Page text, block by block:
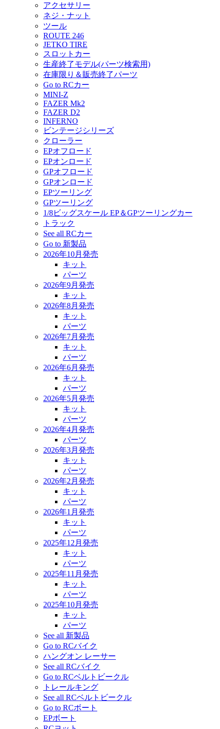
アクセサリー
ネジ・ナット
ツール
ROUTE 246
JETKO TIRE
スロットカー
生産終了モデル(パーツ検索用)
在庫限り＆販売終了パーツ
Go to RCカー
MINI-Z
FAZER Mk2
FAZER D2
INFERNO
ビンテージシリーズ
クローラー
EPオフロード
EPオンロード
GPオフロード
GPオンロード
EPツーリング
GPツーリング
1/8ビッグスケール EP＆GPツーリングカー
トラック
See all RCカー
Go to 新製品
2026年10月発売
キット
パーツ
2026年9月発売
キット
2026年8月発売
キット
パーツ
2026年7月発売
キット
パーツ
2026年6月発売
キット
パーツ
2026年5月発売
キット
パーツ
2026年4月発売
パーツ
2026年3月発売
キット
パーツ
2026年2月発売
キット
パーツ
2026年1月発売
キット
パーツ
2025年12月発売
キット
パーツ
2025年11月発売
キット
パーツ
2025年10月発売
キット
パーツ
See all 新製品
Go to RCバイク
ハングオン レーサー
See all RCバイク
Go to RCベルトビークル
トレールキング
See all RCベルトビークル
Go to RCボート
EPボート